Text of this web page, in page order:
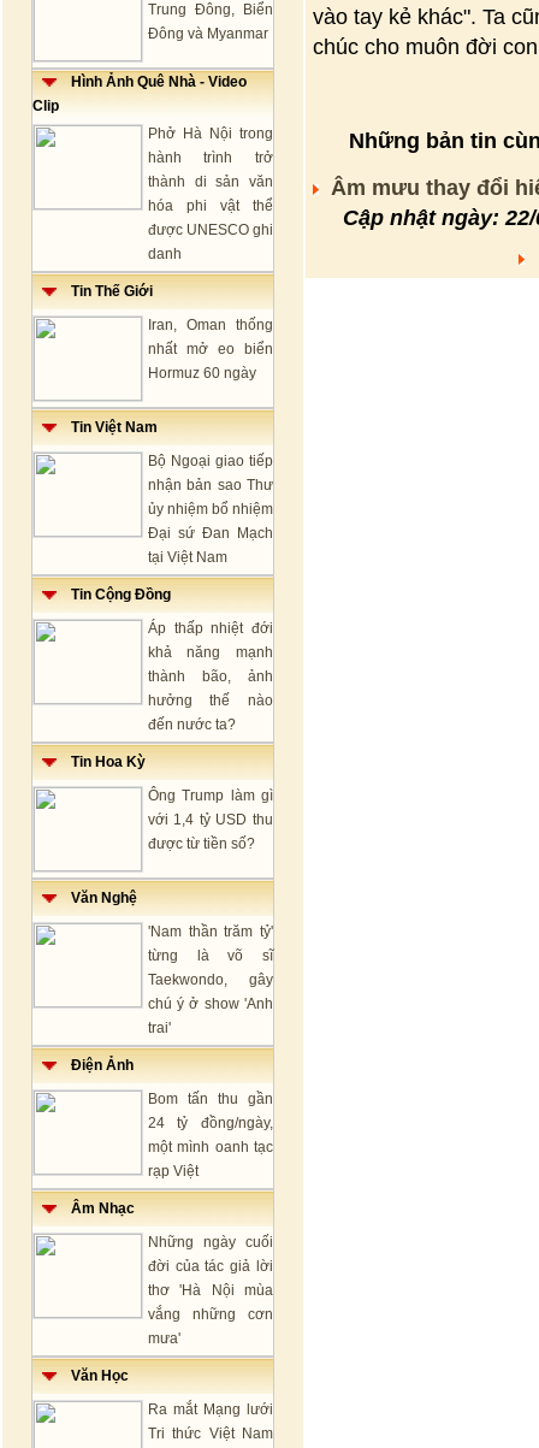
Trung Đông, Biển
Đông và Myanmar
Hình Ảnh Quê Nhà - Video
Clip
Phở Hà Nội trong
hành trình trở
thành di sản văn
hóa phi vật thể
được UNESCO ghi
danh
Tin Thế Giới
Iran, Oman thống
nhất mở eo biển
Hormuz 60 ngày
Tin Việt Nam
Bộ Ngoại giao tiếp
nhận bản sao Thư
ủy nhiệm bổ nhiệm
Đại sứ Đan Mạch
tại Việt Nam
Tin Cộng Đồng
Áp thấp nhiệt đới
khả năng mạnh
thành bão, ảnh
hưởng thế nào
đến nước ta?
Tin Hoa Kỳ
Ông Trump làm gì
với 1,4 tỷ USD thu
được từ tiền số?
Văn Nghệ
'Nam thần trăm tỷ'
từng là võ sĩ
Taekwondo, gây
chú ý ở show 'Anh
trai'
Điện Ảnh
Bom tấn thu gần
24 tỷ đồng/ngày,
một mình oanh tạc
rạp Việt
Âm Nhạc
Những ngày cuối
đời của tác giả lời
thơ 'Hà Nội mùa
vắng những cơn
mưa'
Văn Học
Ra mắt Mạng lưới
Tri thức Việt Nam
vào tay kẻ khác". Ta
chúc cho muôn đời
Những bản tin
Âm mưu thay đổi
Cập nhật ngày: